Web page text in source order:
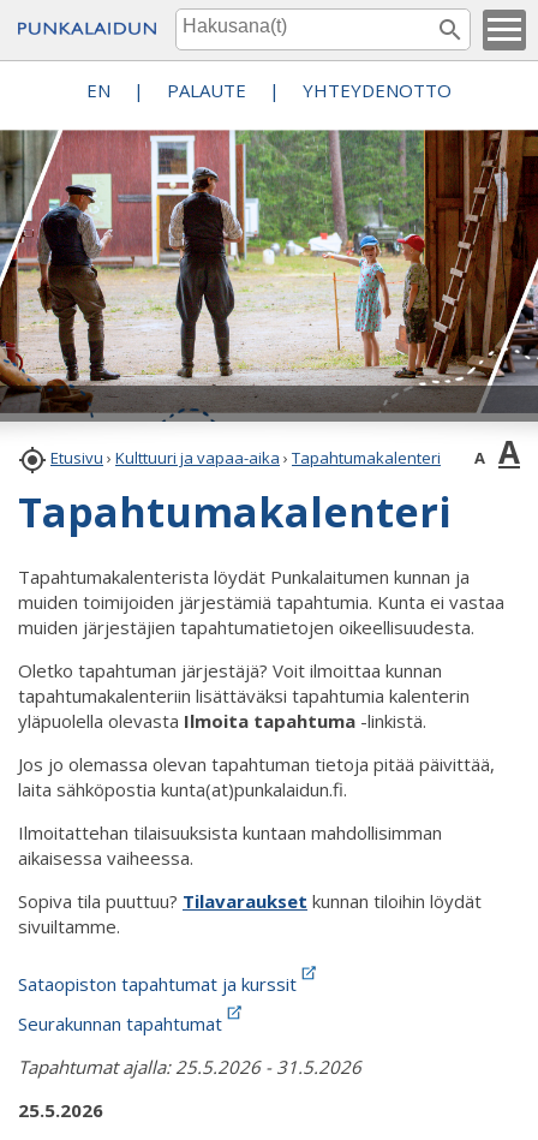
EN | PALAUTE | YHTEYDENOTTO
 Etusivu › Kulttuuri ja vapaa-aika › Tapahtumakalenteri A A
Tapahtumakalenteri
Tapahtumakalenterista löydät Punkalaitumen kunnan ja
muiden toimijoiden järjestämiä tapahtumia. Kunta ei vastaa
muiden järjestäjien tapahtumatietojen oikeellisuudesta.
Oletko tapahtuman järjestäjä? Voit ilmoittaa kunnan
tapahtumakalenteriin lisättäväksi tapahtumia kalenterin
yläpuolella olevasta Ilmoita tapahtuma -linkistä.
Jos jo olemassa olevan tapahtuman tietoja pitää päivittää,
laita sähköpostia kunta(at)punkalaidun.fi.
Ilmoitattehan tilaisuuksista kuntaan mahdollisimman
aikaisessa vaiheessa.
Sopiva tila puuttuu? Tilavaraukset kunnan tiloihin löydät
sivuiltamme.
Sataopiston tapahtumat ja kurssit
Seurakunnan tapahtumat
Tapahtumat ajalla: 25.5.2026 - 31.5.2026
25.5.2026